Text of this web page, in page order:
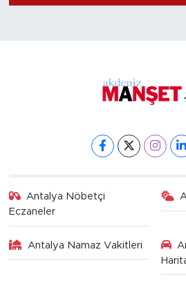
Antalya Nöbetçi
Eczaneler
Antalya Namaz Vakitleri